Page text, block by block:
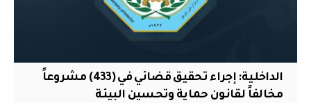
الداخلية: إجراء تحقيق قضائي في (433) مشروعاً
مخالفاً لقانون حماية وتحسين البيئة